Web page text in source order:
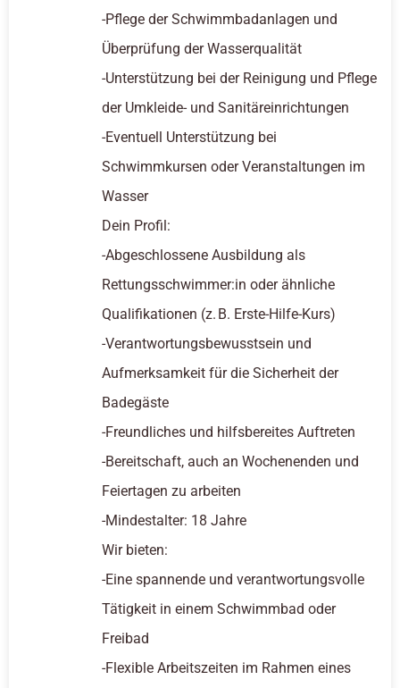
-Pflege der Schwimmbadanlagen und
Überprüfung der Wasserqualität
-Unterstützung bei der Reinigung und Pflege
der Umkleide- und Sanitäreinrichtungen
-Eventuell Unterstützung bei
Schwimmkursen oder Veranstaltungen im
Wasser
Dein Profil:
-Abgeschlossene Ausbildung als
Rettungsschwimmer:in oder ähnliche
Qualifikationen (z. B. Erste-Hilfe-Kurs)
-Verantwortungsbewusstsein und
Aufmerksamkeit für die Sicherheit der
Badegäste
-Freundliches und hilfsbereites Auftreten
-Bereitschaft, auch an Wochenenden und
Feiertagen zu arbeiten
-Mindestalter: 18 Jahre
Wir bieten:
-Eine spannende und verantwortungsvolle
Tätigkeit in einem Schwimmbad oder
Freibad
-Flexible Arbeitszeiten im Rahmen eines